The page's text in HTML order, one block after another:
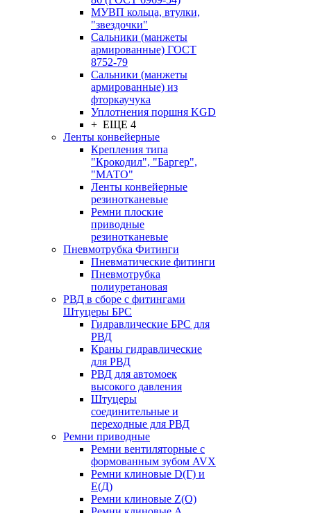
МУВП кольца, втулки,
"звездочки"
Сальники (манжеты
армированные) ГОСТ
8752-79
Сальники (манжеты
армированные) из
фторкаучука
Уплотнения поршня KGD
+ ЕЩЕ 4
Ленты конвейерные
Крепления типа
"Крокодил", "Баргер",
"МАТО"
Ленты конвейерные
резинотканевые
Ремни плоские
приводные
резинотканевые
Пневмотрубка Фитинги
Пневматические фитинги
Пневмотрубка
полиуретановая
РВД в сборе с фитингами
Штуцеры БРС
Гидравлические БРС для
РВД
Краны гидравлические
для РВД
РВД для автомоек
высокого давления
Штуцеры
соединительные и
переходные для РВД
Ремни приводные
Ремни вентиляторные с
формованным зубом AVX
Ремни клиновые D(Г) и
Е(Д)
Ремни клиновые Z(О)